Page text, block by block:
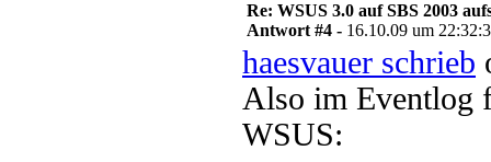
Re: WSUS 3.0 auf SBS 2003
Antwort #4 - 16.10.09 um
haesvauer schrieb
Also im Eventlog
WSUS: